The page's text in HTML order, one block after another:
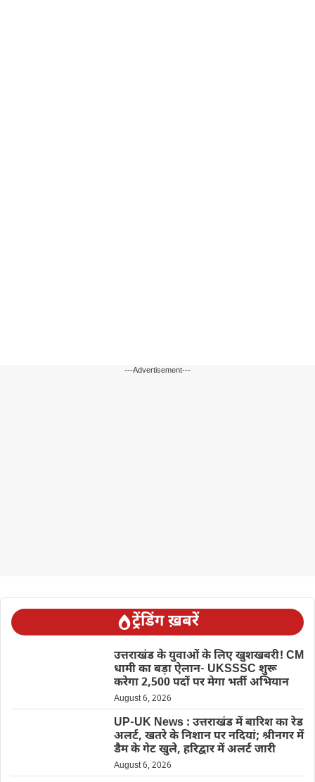
---Advertisement---
ट्रेंडिंग ख़बरें
उत्तराखंड के युवाओं के लिए खुशखबरी! CM
धामी का बड़ा ऐलान- UKSSSC शुरू
करेगा 2,500 पदों पर मेगा भर्ती अभियान
August 6, 2026
UP-UK News : उत्तराखंड में बारिश का रेड
अलर्ट, खतरे के निशान पर नदियां; श्रीनगर में
डैम के गेट खुले, हरिद्वार में अलर्ट जारी
August 6, 2026